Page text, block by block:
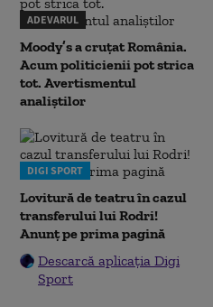
ADEVARUL
Moody’s a cruțat România.
Acum politicienii pot strica
tot. Avertismentul
analiștilor
DIGI SPORT
Lovitură de teatru în cazul
transferului lui Rodri!
Anunț pe prima pagină
Descarcă aplicația Digi
Sport